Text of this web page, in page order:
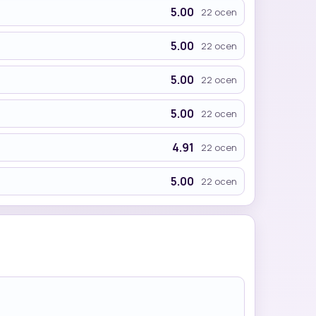
5.00 22 ocen
5.00 22 ocen
5.00 22 ocen
5.00 22 ocen
4.91 22 ocen
5.00 22 ocen